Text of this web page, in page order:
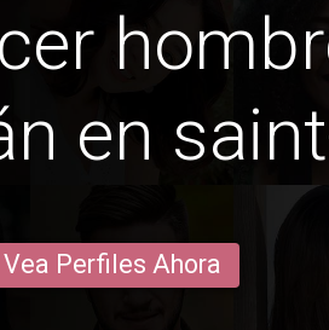
en
Vea Perfiles Ahora